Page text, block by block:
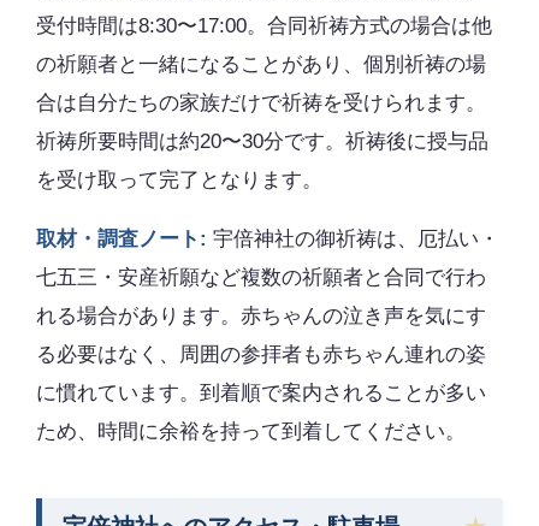
受付時間は8:30〜17:00。合同祈祷方式の場合は他
の祈願者と一緒になることがあり、個別祈祷の場
合は自分たちの家族だけで祈祷を受けられます。
祈祷所要時間は約20〜30分です。祈祷後に授与品
を受け取って完了となります。
取材・調査ノート: 宇倍神社の御祈祷は、厄払い・
七五三・安産祈願など複数の祈願者と合同で行わ
れる場合があります。赤ちゃんの泣き声を気にす
る必要はなく、周囲の参拝者も赤ちゃん連れの姿
に慣れています。到着順で案内されることが多い
ため、時間に余裕を持って到着してください。